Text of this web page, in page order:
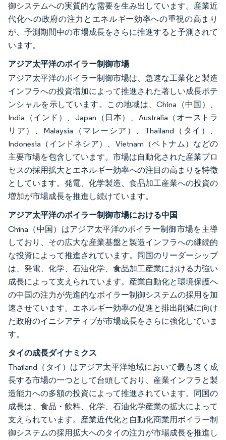
御システムへの実質的な需要を生み出しています。産業近
代化への政府の注力とエネルギー効率への重視の高まり
が、予測期間中の市場成長をさらに推進すると予測されて
います。
アジア太平洋のボイラー制御市場
アジア太平洋のボイラー制御市場は、急速な工業化と製造
インフラへの投資増加によって推進された著しい成長ポテ
ンシャルを示しています。この地域は、China（中国）、
India（インド）、Japan（日本）、Australia（オーストラ
リア）、Malaysia（マレーシア）、Thailand（タイ）、
Indonesia（インドネシア）、Vietnam（ベトナム）などの
主要市場を包含しています。市場は自動化された産業プロ
セスの採用拡大とエネルギー効率への注目の高まりを特徴
としています。発電、化学製造、食品加工産業への投資の
増加が市場成長を推進し続けています。
アジア太平洋のボイラー制御市場における中国
China（中国）はアジア太平洋のボイラー制御市場を主導
しており、その広大な産業基盤と製造インフラへの継続的
な投資によって推進されています。同国のリーダーシップ
は、発電、化学、石油化学、食品加工産業における力強い
成長によって支えられています。産業自動化と環境保護へ
の中国の注力が先進的なボイラー制御システムの採用を加
速させています。エネルギー効率の促進と排出削減に向け
た政府のイニシアティブが市場成長をさらに強化していま
す。
タイの成長ダイナミクス
Thailand（タイ）はアジア太平洋地域において最も速く成
長する市場の一つとして台頭しており、産業インフラと製
造能力への多額の投資によって推進されています。同国の
成長は、食品・飲料、化学、石油化学産業の拡大によって
支えられています。産業近代化と自動化商業用ボイラー制
御システムの採用拡大へのタイの注力が市場成長を推進し